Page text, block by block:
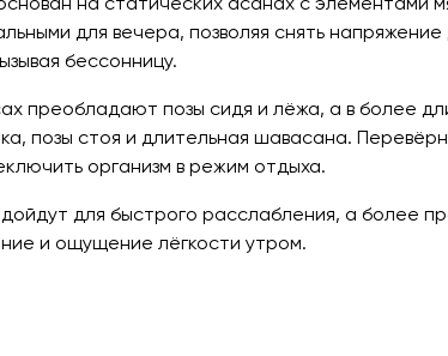
для вечера, позволяя снять
бессонницу.
преобладают позы сидя и лёжа, а в более
позы стоя и длительная шавасана.
организм в режим отдыха.
для быстрого расслабления, а более
и ощущение лёгкости утром.